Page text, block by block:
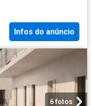
Infos do anúncio
6 fotos